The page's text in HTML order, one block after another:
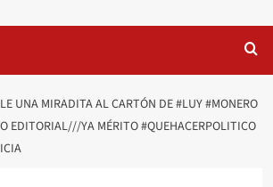
UNA MIRADITA AL CARTÓN DE #LUY #MONERO
EDITORIAL///YA MÉRITO #QUEHACERPOLITICO